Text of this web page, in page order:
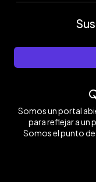
Somos un portal
para reflejar a un
Somos el punto